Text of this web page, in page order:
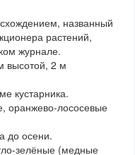
названный
растений,
журнале.
высотой, 2 м
кустарника.
оранжево-лососевые
до осени.
зелёные (медные